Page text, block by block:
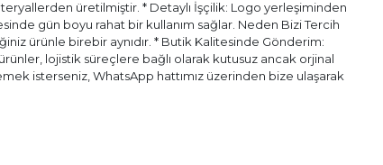
üretilmiştir. * Detaylı İşçilik: Logo yerleşiminden
gün boyu rahat bir kullanım sağlar. Neden Bizi Tercih
ürünle birebir aynıdır. * Butik Kalitesinde Gönderim:
lojistik süreçlere bağlı olarak kutusuz ancak orjinal
isterseniz, WhatsApp hattımız üzerinden bize ulaşarak